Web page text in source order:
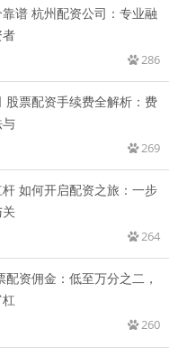
谱 杭州配资公司：专业融
286
股票配资手续费全解析：费
269
如何开启配资之旅：一步
264
资佣金：低至万分之二，
260